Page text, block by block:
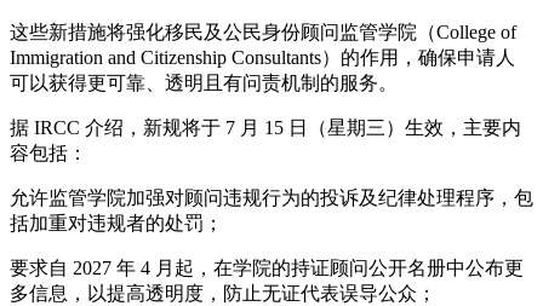
这些新措施将强化移民及公民身份顾问监管学院（College of
Immigration and Citizenship Consultants）的作用，确保申请人
可以获得更可靠、透明且有问责机制的服务。
据 IRCC 介绍，新规将于 7 月 15 日（星期三）生效，主要内
容包括：
允许监管学院加强对顾问违规行为的投诉及纪律处理程序，包
括加重对违规者的处罚；
要求自 2027 年 4 月起，在学院的持证顾问公开名册中公布更
多信息，以提高透明度，防止无证代表误导公众；